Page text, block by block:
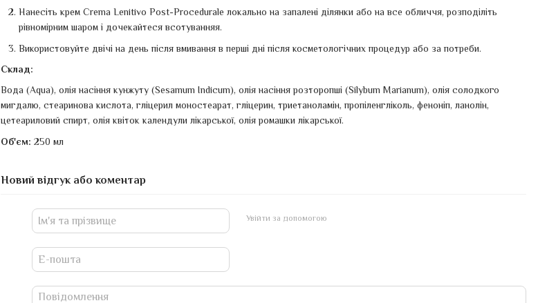
Нанесіть крем Crema Lenitivo Post-Procedurale локально на запалені ділянки або на все обличчя, розподіліть
рівномірним шаром і дочекайтеся всотуванняя.
Використовуйте двічі на день після вмивання в перші дні після косметологічних процедур або за потреби.
Склад:
Вода (Aqua), олія насіння кунжуту (Sesamum Indicum), олія насіння розторопші (Silybum Marianum), олія солодкого
мигдалю, стеаринова кислота, гліцерил моностеарат, гліцерин, триетаноламін, пропіленгліколь, феноніп, ланолін,
цетеариловий спирт, олія квіток календули лікарської, олія ромашки лікарської.
Об'єм: 250 мл
Новий відгук або коментар
Увійти за допомогою